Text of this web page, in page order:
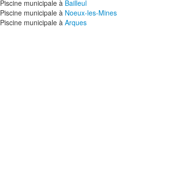
Piscine municipale à Bailleul
Piscine municipale à Noeux-les-Mines
Piscine municipale à Arques